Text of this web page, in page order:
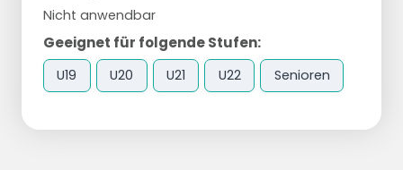
Nicht anwendbar
Geeignet für folgende Stufen:
U19 U20 U21 U22 Senioren